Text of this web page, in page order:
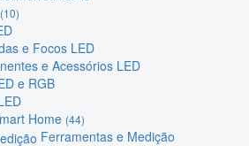
(10)
e Focos LED
e Acessórios LED
e RGB
Home (44)
Ferramentas e Medição